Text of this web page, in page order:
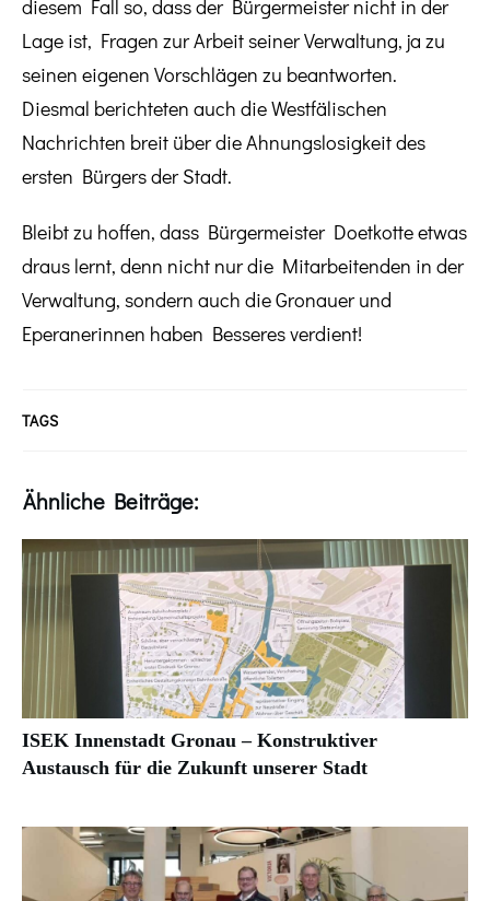
diesem Fall so, dass der Bürgermeister nicht in der
Lage ist, Fragen zur Arbeit seiner Verwaltung, ja zu
seinen eigenen Vorschlägen zu beantworten.
Diesmal berichteten auch die Westfälischen
Nachrichten breit über die Ahnungslosigkeit des
ersten Bürgers der Stadt.
Bleibt zu hoffen, dass Bürgermeister Doetkotte etwas
draus lernt, denn nicht nur die Mitarbeitenden in der
Verwaltung, sondern auch die Gronauer und
Eperanerinnen haben Besseres verdient!
TAGS
Ähnliche Beiträge:
ISEK Innenstadt Gronau – Konstruktiver
Austausch für die Zukunft unserer Stadt